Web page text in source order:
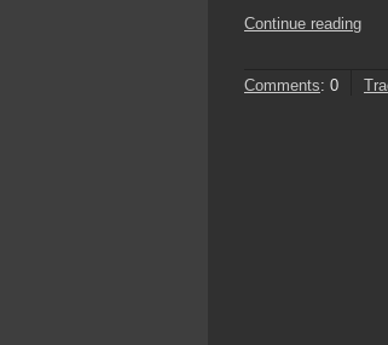
Continue reading
Comments: 0